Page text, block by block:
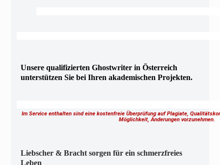
Unsere qualifizierten Ghostwriter in Österreich
unterstützen Sie bei Ihren akademischen Projekten.
Im Service enthalten sind eine kostenfreie Überprüfung auf Plagiate,
Möglichkeit, Änderungen vorzunehmen.
Liebscher & Bracht sorgen für ein schmerzfreies
Leben